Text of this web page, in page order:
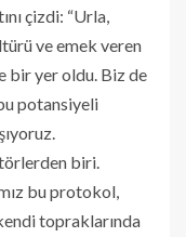
çizdi: “Urla,
ve emek veren
bir yer oldu. Biz de
potansiyeli
biri.
bu protokol,
topraklarında